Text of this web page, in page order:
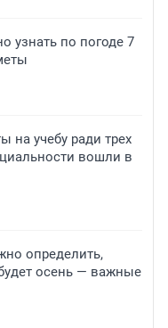
узнать по погоде 7
на учебу ради трех
вошли в
определить,
осень — важные